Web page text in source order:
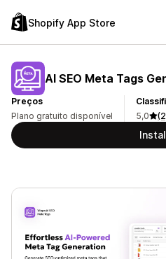
Shopify App Store
AI SEO Meta Tags
Preços
Plano gratuito disponível
5,0